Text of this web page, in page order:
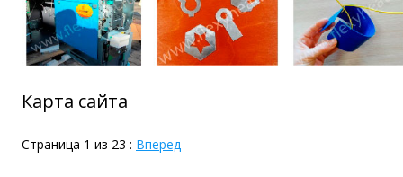
Карта сайта
Страница 1 из 23 : Вперед